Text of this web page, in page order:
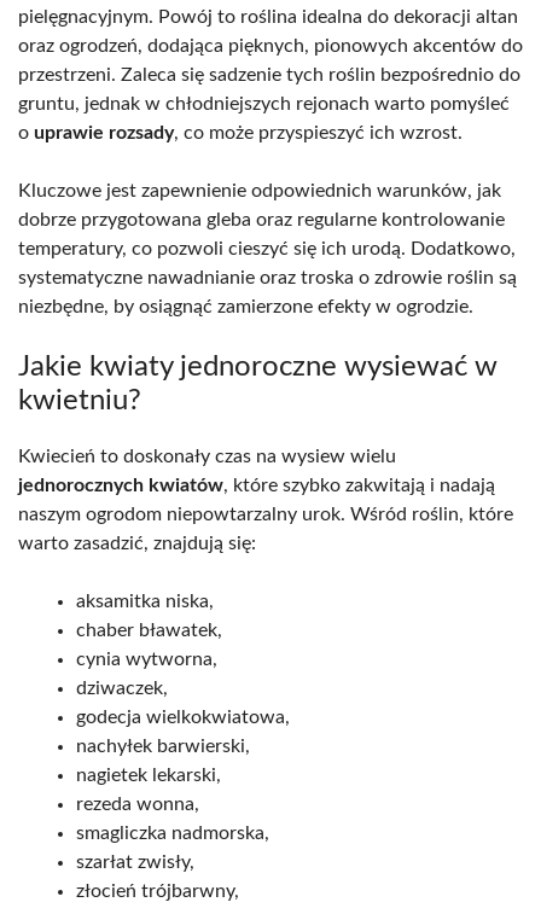
pielęgnacyjnym. Powój to roślina idealna do dekoracji altan
oraz ogrodzeń, dodająca pięknych, pionowych akcentów do
przestrzeni. Zaleca się sadzenie tych roślin bezpośrednio do
gruntu, jednak w chłodniejszych rejonach warto pomyśleć
o uprawie rozsady, co może przyspieszyć ich wzrost.
Kluczowe jest zapewnienie odpowiednich warunków, jak
dobrze przygotowana gleba oraz regularne kontrolowanie
temperatury, co pozwoli cieszyć się ich urodą. Dodatkowo,
systematyczne nawadnianie oraz troska o zdrowie roślin są
niezbędne, by osiągnąć zamierzone efekty w ogrodzie.
Jakie kwiaty jednoroczne wysiewać w
kwietniu?
Kwiecień to doskonały czas na wysiew wielu
jednorocznych kwiatów, które szybko zakwitają i nadają
naszym ogrodom niepowtarzalny urok. Wśród roślin, które
warto zasadzić, znajdują się:
aksamitka niska,
chaber bławatek,
cynia wytworna,
dziwaczek,
godecja wielkokwiatowa,
nachyłek barwierski,
nagietek lekarski,
rezeda wonna,
smagliczka nadmorska,
szarłat zwisły,
złocień trójbarwny,